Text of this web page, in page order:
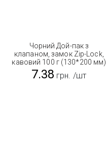
Чорний Дой-пак з
клапаном, замок Zip-Lock,
кавовий 100 г (130*200 мм)
7.38 грн. /шт